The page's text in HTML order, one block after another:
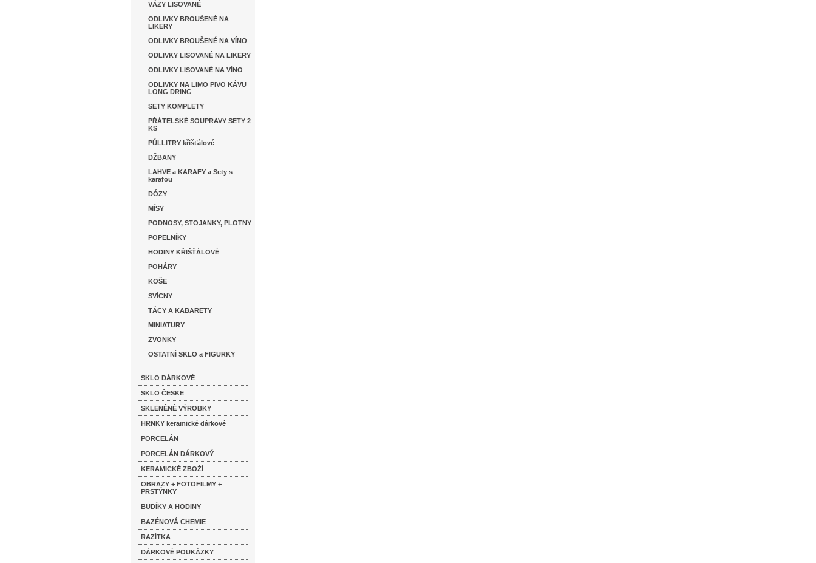
VÁZY LISOVANÉ
ODLIVKY BROUŠENÉ NA
LIKERY
ODLIVKY BROUŠENÉ NA VÍNO
ODLIVKY LISOVANÉ NA LIKERY
ODLIVKY LISOVANÉ NA VÍNO
ODLIVKY NA LIMO PIVO KÁVU
LONG DRING
SETY KOMPLETY
PŘÁTELSKÉ SOUPRAVY SETY 2
KS
PŮLLITRY křišťálové
DŽBANY
LAHVE a KARAFY a Sety s
karafou
DÓZY
MÍSY
PODNOSY, STOJANKY, PLOTNY
POPELNÍKY
HODINY KŘIŠŤÁLOVÉ
POHÁRY
KOŠE
SVÍCNY
TÁCY A KABARETY
MINIATURY
ZVONKY
OSTATNÍ SKLO a FIGURKY
SKLO DÁRKOVÉ
SKLO ČESKE
SKLENĚNÉ VÝROBKY
HRNKY keramické dárkové
PORCELÁN
PORCELÁN DÁRKOVÝ
KERAMICKÉ ZBOŽÍ
OBRAZY + FOTOFILMY +
PRSTÝNKY
BUDÍKY A HODINY
BAZÉNOVÁ CHEMIE
RAZÍTKA
DÁRKOVÉ POUKÁZKY